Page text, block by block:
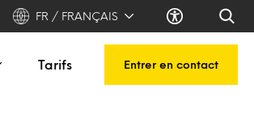
FR / FRANÇAIS
Tarifs Entrer en contact